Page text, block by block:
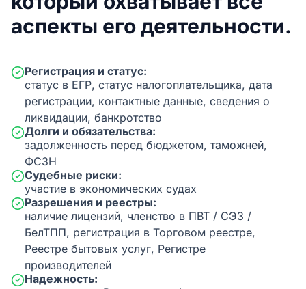
аспекты его деятельности.
Регистрация и статус:
статус в ЕГР, статус налогоплательщика, дата
регистрации, контактные данные, сведения о
ликвидации, банкротство
Долги и обязательства:
задолженность перед бюджетом, таможней,
ФСЗН
Судебные риски:
участие в экономических судах
Разрешения и реестры:
наличие лицензий, членство в ПВТ / СЭЗ /
БелТПП, регистрация в Торговом реестре,
Реестре бытовых услуг, Регистре
производителей
Надежность: